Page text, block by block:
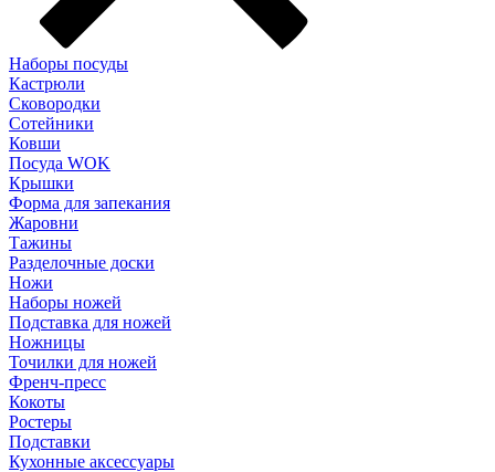
Наборы посуды
Кастрюли
Сковородки
Сотейники
Ковши
Посуда WOK
Крышки
Форма для запекания
Жаровни
Тажины
Разделочные доски
Ножи
Наборы ножей
Подставка для ножей
Ножницы
Точилки для ножей
Френч-пресс
Кокоты
Ростеры
Подставки
Кухонные аксессуары